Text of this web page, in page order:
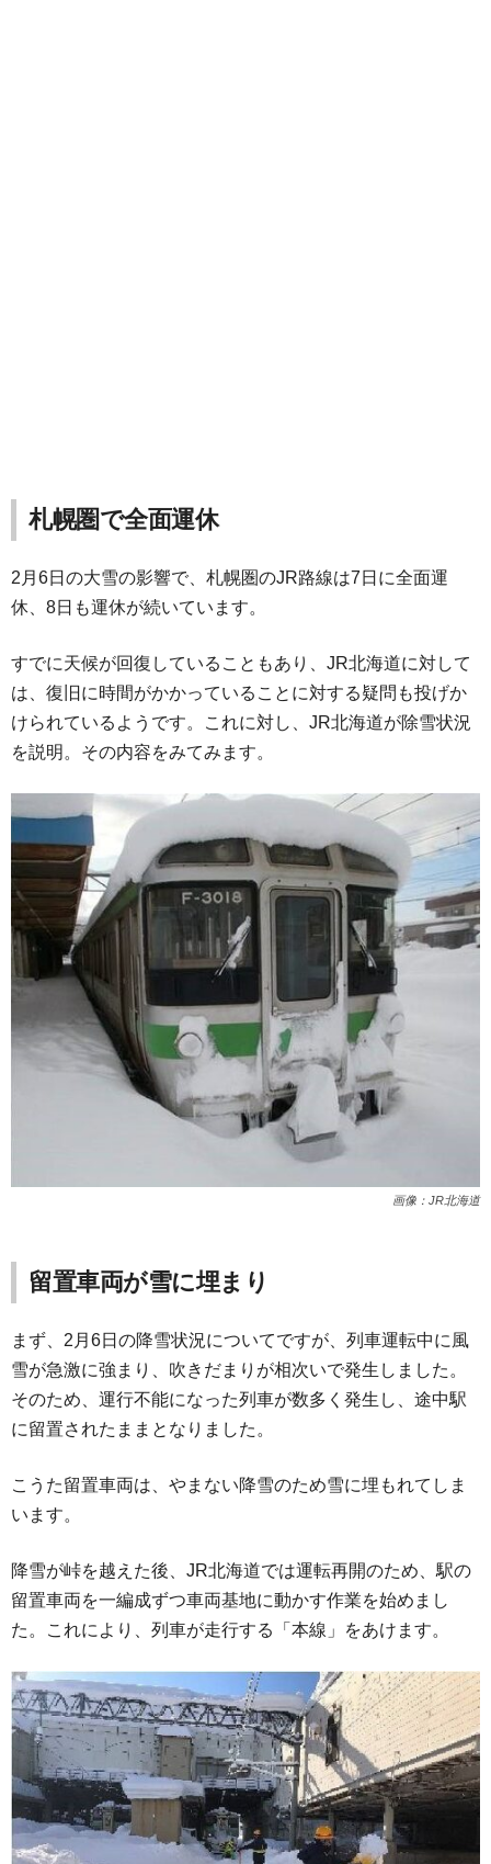
札幌圏で全面運休
2月6日の大雪の影響で、札幌圏のJR路線は7日に全面運
休、8日も運休が続いています。
すでに天候が回復していることもあり、JR北海道に対して
は、復旧に時間がかかっていることに対する疑問も投げか
けられているようです。これに対し、JR北海道が除雪状況
を説明。その内容をみてみます。
画像：JR北海道
留置車両が雪に埋まり
まず、2月6日の降雪状況についてですが、列車運転中に風
雪が急激に強まり、吹きだまりが相次いで発生しました。
そのため、運行不能になった列車が数多く発生し、途中駅
に留置されたままとなりました。
こうた留置車両は、やまない降雪のため雪に埋もれてしま
います。
降雪が峠を越えた後、JR北海道では運転再開のため、駅の
留置車両を一編成ずつ車両基地に動かす作業を始めまし
た。これにより、列車が走行する「本線」をあけます。